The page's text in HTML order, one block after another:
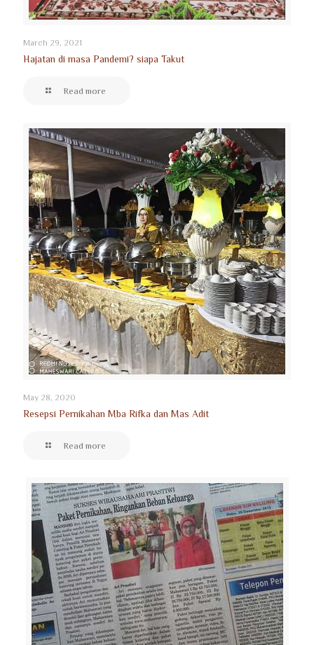
March 29, 2021
Hajatan di masa Pandemi? siapa Takut
Read more
May 28, 2020
Resepsi Pernikahan Mba Rifka dan Mas Adit
Read more